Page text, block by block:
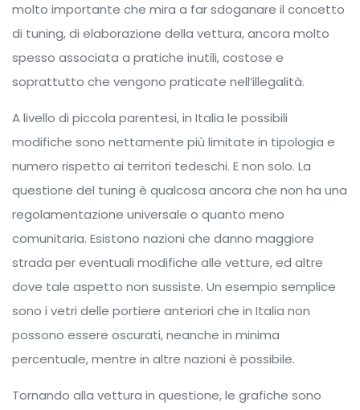
molto importante che mira a far sdoganare il concetto
di tuning, di elaborazione della vettura, ancora molto
spesso associata a pratiche inutili, costose e
soprattutto che vengono praticate nell’illegalità.
A livello di piccola parentesi, in Italia le possibili
modifiche sono nettamente più limitate in tipologia e
numero rispetto ai territori tedeschi. E non solo. La
questione del tuning è qualcosa ancora che non ha una
regolamentazione universale o quanto meno
comunitaria. Esistono nazioni che danno maggiore
strada per eventuali modifiche alle vetture, ed altre
dove tale aspetto non sussiste. Un esempio semplice
sono i vetri delle portiere anteriori che in Italia non
possono essere oscurati, neanche in minima
percentuale, mentre in altre nazioni è possibile.
Tornando alla vettura in questione, le grafiche sono